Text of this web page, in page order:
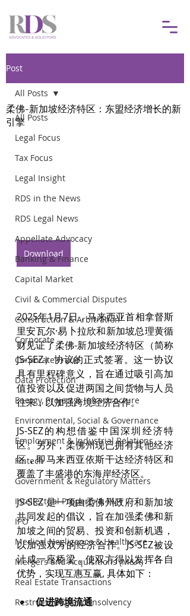
Post
All Posts
Legal Focus
Tax Focus
Legal Insight
RDS in the News
RDS Legal News
Appellate Advocacy
Banking & Finance
Capital Market
Civil & Commercial Disputes
Construction & Arbitration
Corporate
Corporate Fraud
Data Protection
Energy, Project & Infrastructure
Environmental, Social & Governance
Employment & Industrial Relations
Fintech
Government & Regulatory Matters
Intellectual Property & TMT
IPO
Medical Negligence & Healthcare
Mergers and Acquisitions (M&A)
Real Estate Transactions
Restructuring and Insolvency
All Posts
柔佛-新加坡经济特区：东盟经济增长的新
引擎
Download
2025年1月7日，马来西亚首相拿督斯
里安瓦尔·易卜拉欣和新加坡总理黄循
财见证了柔佛-新加坡经济特区（简称
JS-SEZ）协议的正式签署。这一协议
具有里程碑意义，旨在通过吸引高加
值投资以及促进两国之间货物与人员
往来，以加强跨境经济合作。
JS-SEZ的构想借鉴中国深圳经济特
区。另外，柔佛州现已拥有其他经济
区，即马来西亚依斯干达经济特区和
覆盖了丰盛港的东海岸经济区。
JS-SEZ 是一项由柔佛州政府和新加坡
共同发起的倡议，旨在加强柔佛和新
加坡之间的贸易、投资和创新机遇，
以加强双方的经济合作。JS-SEZ被设
计成一座桥梁，使双方得以发挥各自
优势，实现互惠互赢, 具体如下：
促进跨境流通